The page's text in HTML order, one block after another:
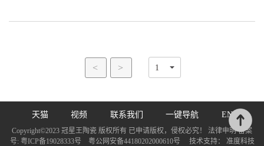
< >
天猫 视频 联系我们 一键导航 EN
Copyright©2023 冠星王陶瓷 版权所有 已申请版权，侵权必究！ 法律申明 备案
号:粤ICP备19028333号 粤公网安备44180202000610号 技术支持： 准度科技